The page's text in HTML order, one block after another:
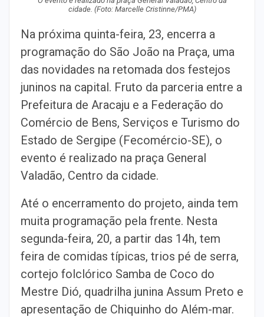
cidade. (Foto: Marcelle Cristinne/PMA)
Na próxima quinta-feira, 23, encerra a
programação do São João na Praça, uma
das novidades na retomada dos festejos
juninos na capital. Fruto da parceria entre a
Prefeitura de Aracaju e a Federação do
Comércio de Bens, Serviços e Turismo do
Estado de Sergipe (Fecomércio-SE), o
evento é realizado na praça General
Valadão, Centro da cidade.
Até o encerramento do projeto, ainda tem
muita programação pela frente. Nesta
segunda-feira, 20, a partir das 14h, tem
feira de comidas típicas, trios pé de serra,
cortejo folclórico Samba de Coco do
Mestre Dió, quadrilha junina Assum Preto e
apresentação de Chiquinho do Além-mar.